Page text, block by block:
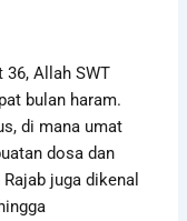
36, Allah SWT
bulan haram.
di mana umat
dosa dan
juga dikenal